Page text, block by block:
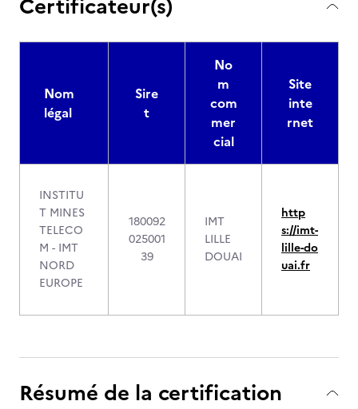
Nom
légal
Sire
t
No
m
com
mer
cial
Site
inte
rnet
INSTITU
T MINES
TELECO
M - IMT
NORD
EUROPE
180092
025001
39
IMT
LILLE
DOUAI
http
s://imt-
lille-do
uai.fr
Résumé de la certification